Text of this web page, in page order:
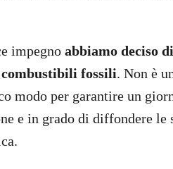
impegno abbiamo deciso
fossili. Non è
modo per garantire un
e in grado di diffondere le